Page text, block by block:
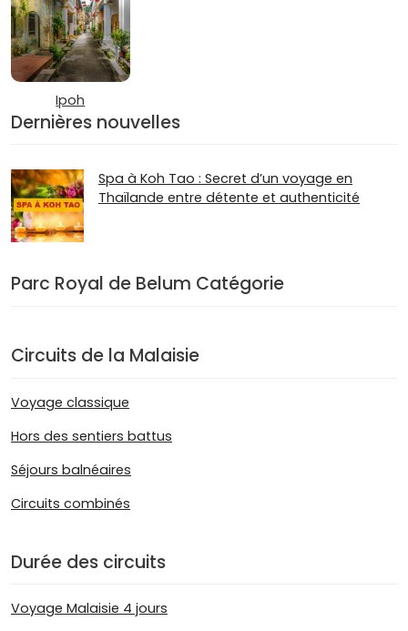
Ipoh
Dernières nouvelles
Spa à Koh Tao : Secret d’un voyage en
Thaïlande entre détente et authenticité
Parc Royal de Belum Catégorie
Circuits de la Malaisie
Voyage classique
Hors des sentiers battus
Séjours balnéaires
Circuits combinés
Durée des circuits
Voyage Malaisie 4 jours